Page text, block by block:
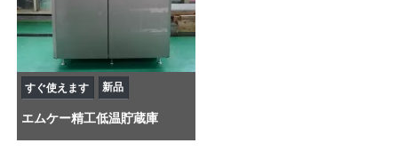
すぐ使えます 新品
エムケー精工低温貯蔵庫